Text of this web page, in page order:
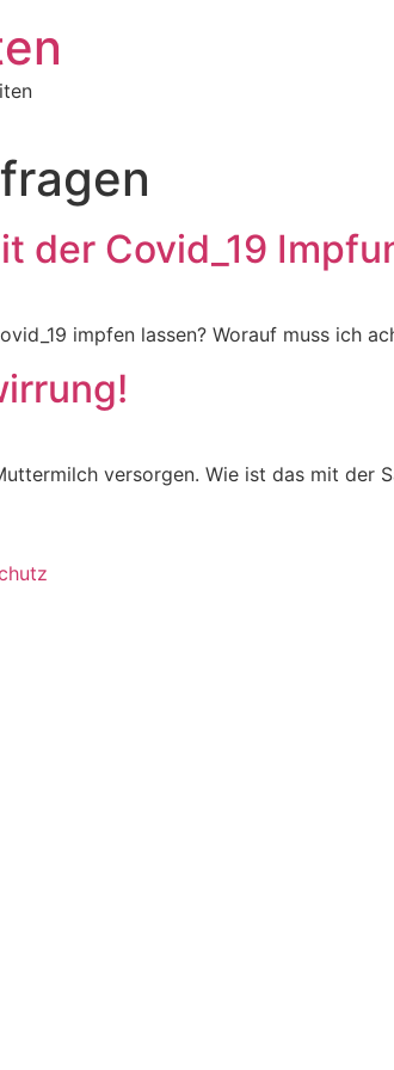
der Covid_19
impfen lassen? Worauf muss ich
versorgen. Wie ist das mit